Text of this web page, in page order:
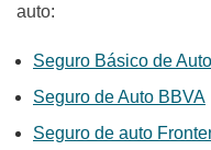
auto:
Seguro Básico de Auto
Seguro de Auto BBVA
Seguro de auto